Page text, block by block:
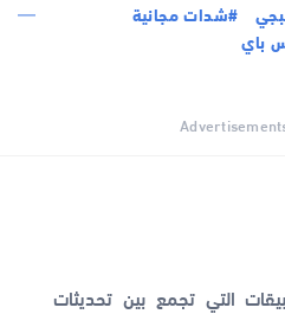
#شدات مجانية
باي
التي تجمع بين تحديثات